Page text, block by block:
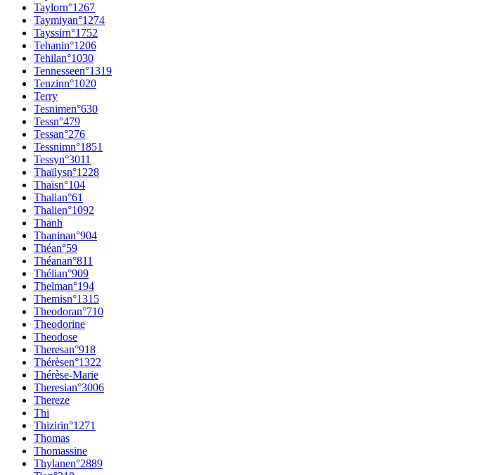
Taylorn°1267
Taymiyan°1274
Tayssirn°1752
Tehanin°1206
Tehilan°1030
Tennesseen°1319
Tenzinn°1020
Terry
Tesnimen°630
Tessn°479
Tessan°276
Tessnimn°1851
Tessyn°3011
Thaïlysn°1228
Thaïsn°104
Thalian°61
Thalien°1092
Thanh
Thaninan°904
Théan°59
Théanan°811
Thélian°909
Thelman°194
Themisn°1315
Theodoran°710
Theodorine
Theodose
Theresan°918
Thérèsen°1322
Thérèse-Marie
Theresian°3006
Thereze
Thi
Thizirin°1271
Thomas
Thomassine
Thylanen°2889